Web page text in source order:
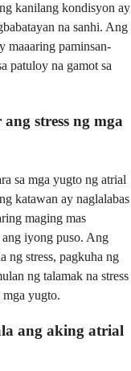
kanilang kondisyon ay
na sanhi. Ang
maaaring paminsan-
patuloy na gamot sa
stress ng mga
sa mga yugto ng atrial
katawan ay naglalabas
maging mas
iyong puso. Ang
ng stress, pagkuha ng
ng talamak na stress
mga yugto.
ang aking atrial